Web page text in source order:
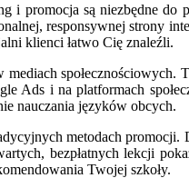
i promocja są niezbędne
responsywnej strony
klienci łatwo Cię znaleźli.
mediach społecznościowych.
Ads i na platformach
nauczania języków obcych.
metodach promocji.
bezpłatnych lekcji
Twojej szkoły.